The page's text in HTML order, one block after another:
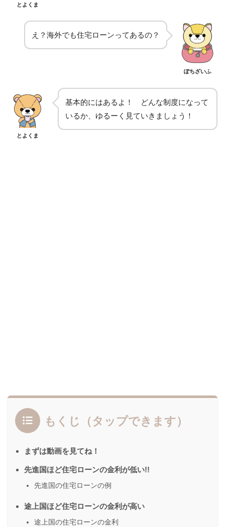
とよくま
え？海外でも住宅ローンってあるの？
ぽちざいふ
とよくま
基本的にはあるよ！ どんな制度になって
いるか、ゆるーく見ていきましょう！
もくじ（タップできます）
まずは動画を見てね！
先進国ほど住宅ローンの金利が低い!!
先進国の住宅ローンの例
途上国ほど住宅ローンの金利が高い
途上国の住宅ローンの金利